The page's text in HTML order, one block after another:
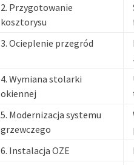
2. Przygotowanie
kosztorysu
3. Ocieplenie przegród
4. Wymiana stolarki
okiennej
5. Modernizacja systemu
grzewczego
6. Instalacja OZE